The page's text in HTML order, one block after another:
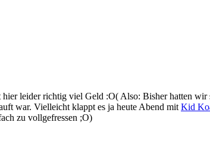
leider richtig viel Geld :O( Also: Bisher hatten wir
war. Vielleicht klappt es ja heute Abend mit Kid
zu vollgefressen ;O)